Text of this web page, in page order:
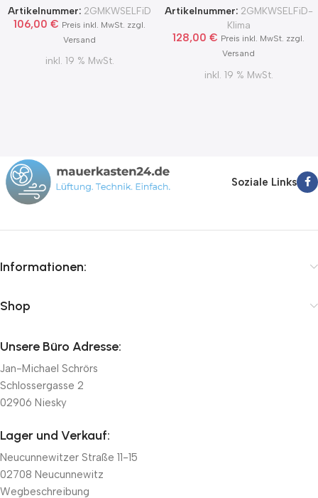
Zertifikat Ø100, 125, 150
2Grad MKWSELFiD
Artikelnummer: 2GMKWSELFiD
106,00 € Preis inkl. MwSt. zzgl.
Versand
inkl. 19 % MwSt.
MKWSELFiD
Artikelnummer: 2GMKWSELFiD-
Klima
128,00 € Preis inkl. MwSt. zzgl.
Versand
inkl. 19 % MwSt.
Soziale Links
Informationen:
Shop
Unsere Büro Adresse:
Jan-Michael Schrörs
Schlossergasse 2
02906 Niesky
Lager und Verkauf:
Neucunnewitzer Straße 11-15
02708 Neucunnewitz
Wegbeschreibung